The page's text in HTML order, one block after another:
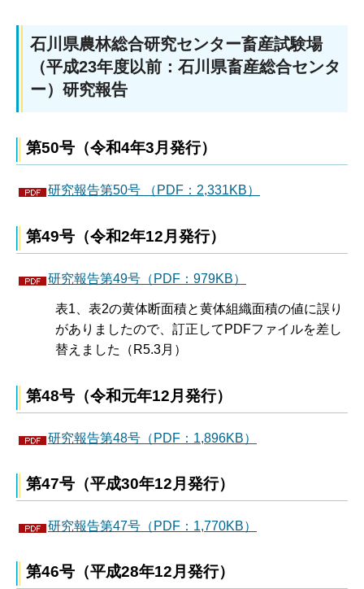
石川県農林総合研究センター畜産試験場
（平成23年度以前：石川県畜産総合センタ
ー）研究報告
第50号（令和4年3月発行）
研究報告第50号 （PDF：2,331KB）
第49号（令和2年12月発行）
研究報告第49号（PDF：979KB）
表1、表2の黄体断面積と黄体組織面積の値に誤り
がありましたので、訂正してPDFファイルを差し
替えました（R5.3月）
第48号（令和元年12月発行）
研究報告第48号（PDF：1,896KB）
第47号（平成30年12月発行）
研究報告第47号（PDF：1,770KB）
第46号（平成28年12月発行）